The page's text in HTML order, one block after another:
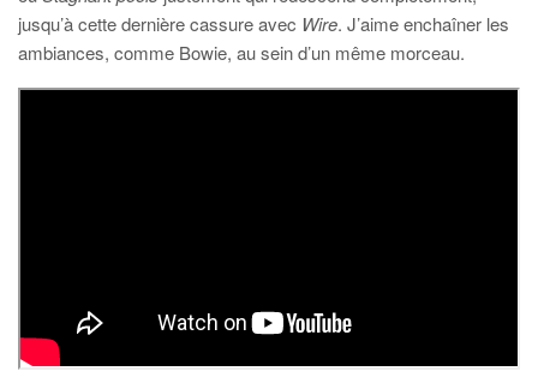
jusqu’à cette dernière cassure avec Wire. J’aime enchaîner les
ambiances, comme Bowie, au sein d’un même morceau.